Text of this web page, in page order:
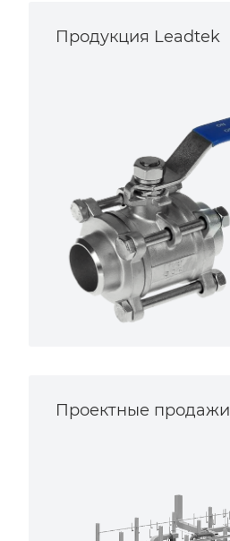
Продукция Leadtek
Проектные продажи